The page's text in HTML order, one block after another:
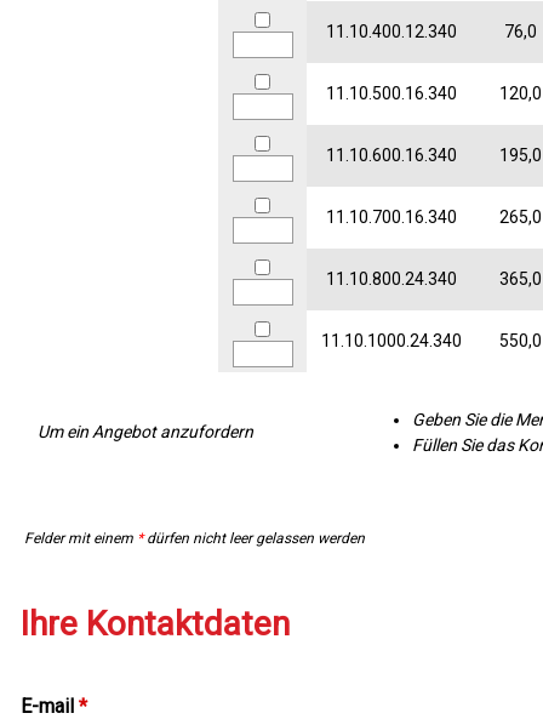
11.10.400.12.340 76,0
11.10.500.16.340 120,0
11.10.600.16.340 195,0
11.10.700.16.340 265,0
11.10.800.24.340 365,0
11.10.1000.24.340 550,0
Um ein Angebot anzufordern
Geben Sie die
Füllen Sie das
Felder mit einem *dürfen nicht leer gelassen werden
Ihre Kontaktdaten
E-mail *